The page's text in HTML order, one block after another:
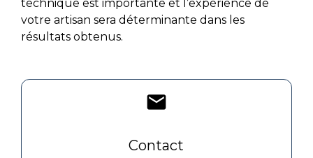
technique est importante et l’expérience de
votre artisan sera déterminante dans les
résultats obtenus.
mail
Contact